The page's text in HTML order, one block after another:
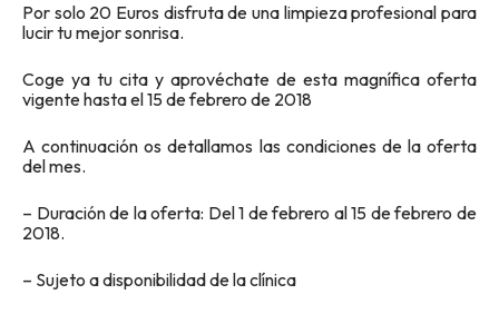
Por solo 20 Euros disfruta de una limpieza profesional para
lucir tu mejor sonrisa.
Coge ya tu cita y aprovéchate de esta magnífica oferta
vigente hasta el 15 de febrero de 2018
A continuación os detallamos las condiciones de la oferta
del mes.
– Duración de la oferta: Del 1 de febrero al 15 de febrero de
2018.
– Sujeto a disponibilidad de la clínica